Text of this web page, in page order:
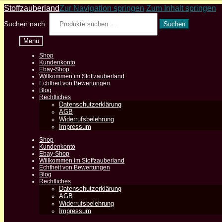
Zur Navigation springen Zum Inhalt springen
Stoffzauberland
Suchen nach: Suchen
Menü
Shop
Kundenkonto
Ebay-Shop
Willkommen im Stoffzauberland
Echtheit von Bewertungen
Blog
Rechtliches
Datenschutzerklärung
AGB
Widerrufsbelehrung
Impressum
Shop
Kundenkonto
Ebay-Shop
Willkommen im Stoffzauberland
Echtheit von Bewertungen
Blog
Rechtliches
Datenschutzerklärung
AGB
Widerrufsbelehrung
Impressum